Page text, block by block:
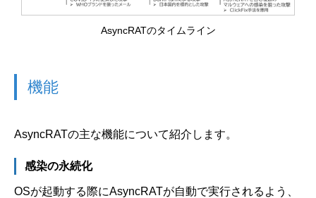
AsyncRATのタイムライン
機能
AsyncRATの主な機能について紹介します。
感染の永続化
OSが起動する際にAsyncRATが自動で実行されるよう、